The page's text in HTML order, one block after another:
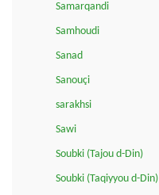
Samarqandi
Samhoudi
Sanad
Sanouçi
sarakhsi
Sawi
Soubki (Tajou d-Din)
Soubki (Taqiyyou d-Din)